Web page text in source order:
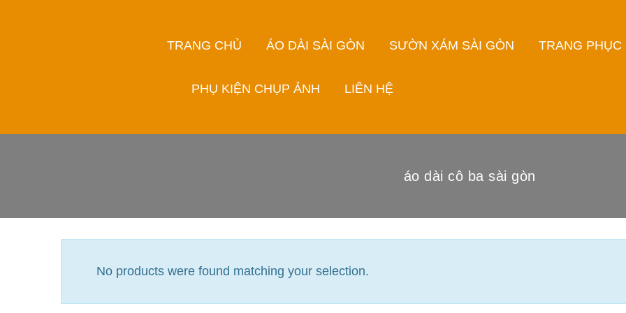
TRANG CHỦ ÁO DÀI SÀI GÒN SƯỜN XÁM SÀI GÒN TRANG PHỤC
PHỤ KIỆN CHỤP ẢNH LIÊN HỆ
áo dài cô ba sài gòn
No products were found matching your selection.